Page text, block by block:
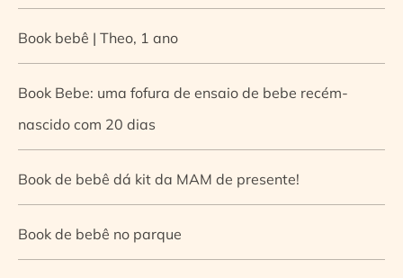
Book bebê | Theo, 1 ano
Book Bebe: uma fofura de ensaio de bebe recém-
nascido com 20 dias
Book de bebê dá kit da MAM de presente!
Book de bebê no parque